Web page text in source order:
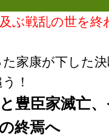
ぶ戦乱の世を終
家康が下した
！
豊臣家滅亡
終焉へ